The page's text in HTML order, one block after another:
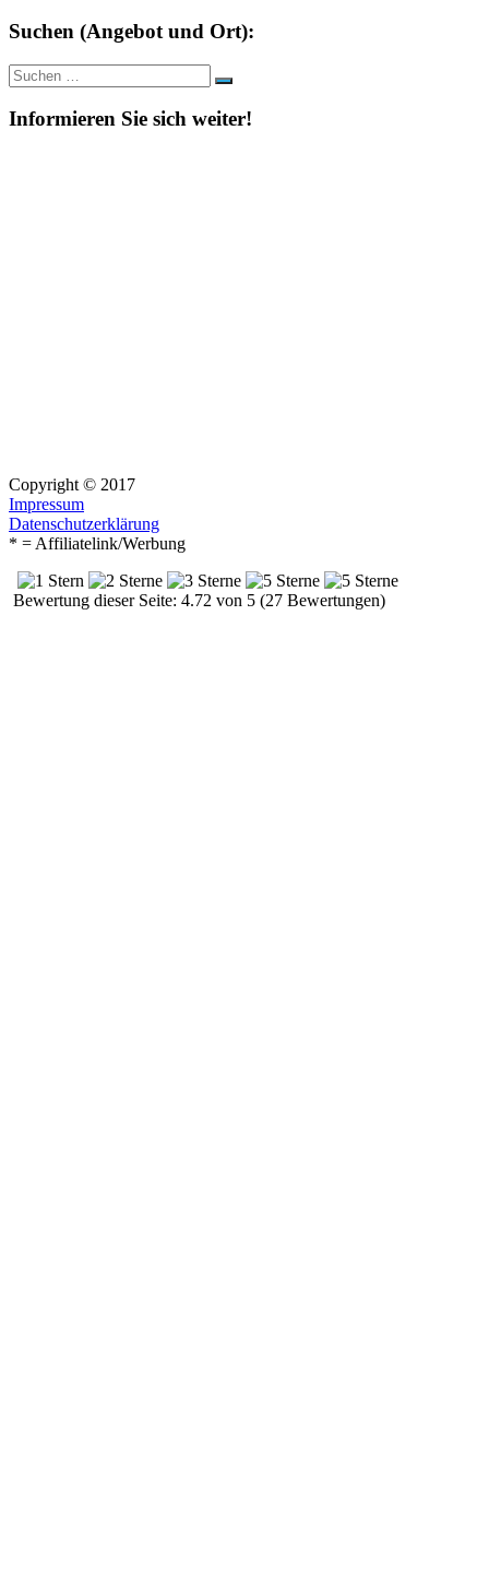
Suchen (Angebot und Ort):
Suche
nach:
Suchen
Informieren Sie sich weiter!
Copyright © 2017
Impressum
Datenschutzerklärung
* = Affiliatelink/Werbung
Bewertung dieser Seite: 4.72 von 5 (27 Bewertungen)